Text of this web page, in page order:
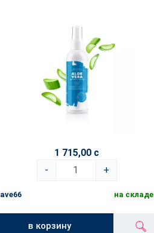
1 715,00 с
-
+
ave66 на складе
в корзину